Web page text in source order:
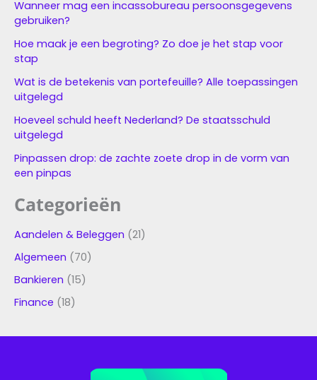
Wanneer mag een incassobureau persoonsgegevens
gebruiken?
Hoe maak je een begroting? Zo doe je het stap voor
stap
Wat is de betekenis van portefeuille? Alle toepassingen
uitgelegd
Hoeveel schuld heeft Nederland? De staatsschuld
uitgelegd
Pinpassen drop: de zachte zoete drop in de vorm van
een pinpas
Categorieën
Aandelen & Beleggen (21)
Algemeen (70)
Bankieren (15)
Finance (18)